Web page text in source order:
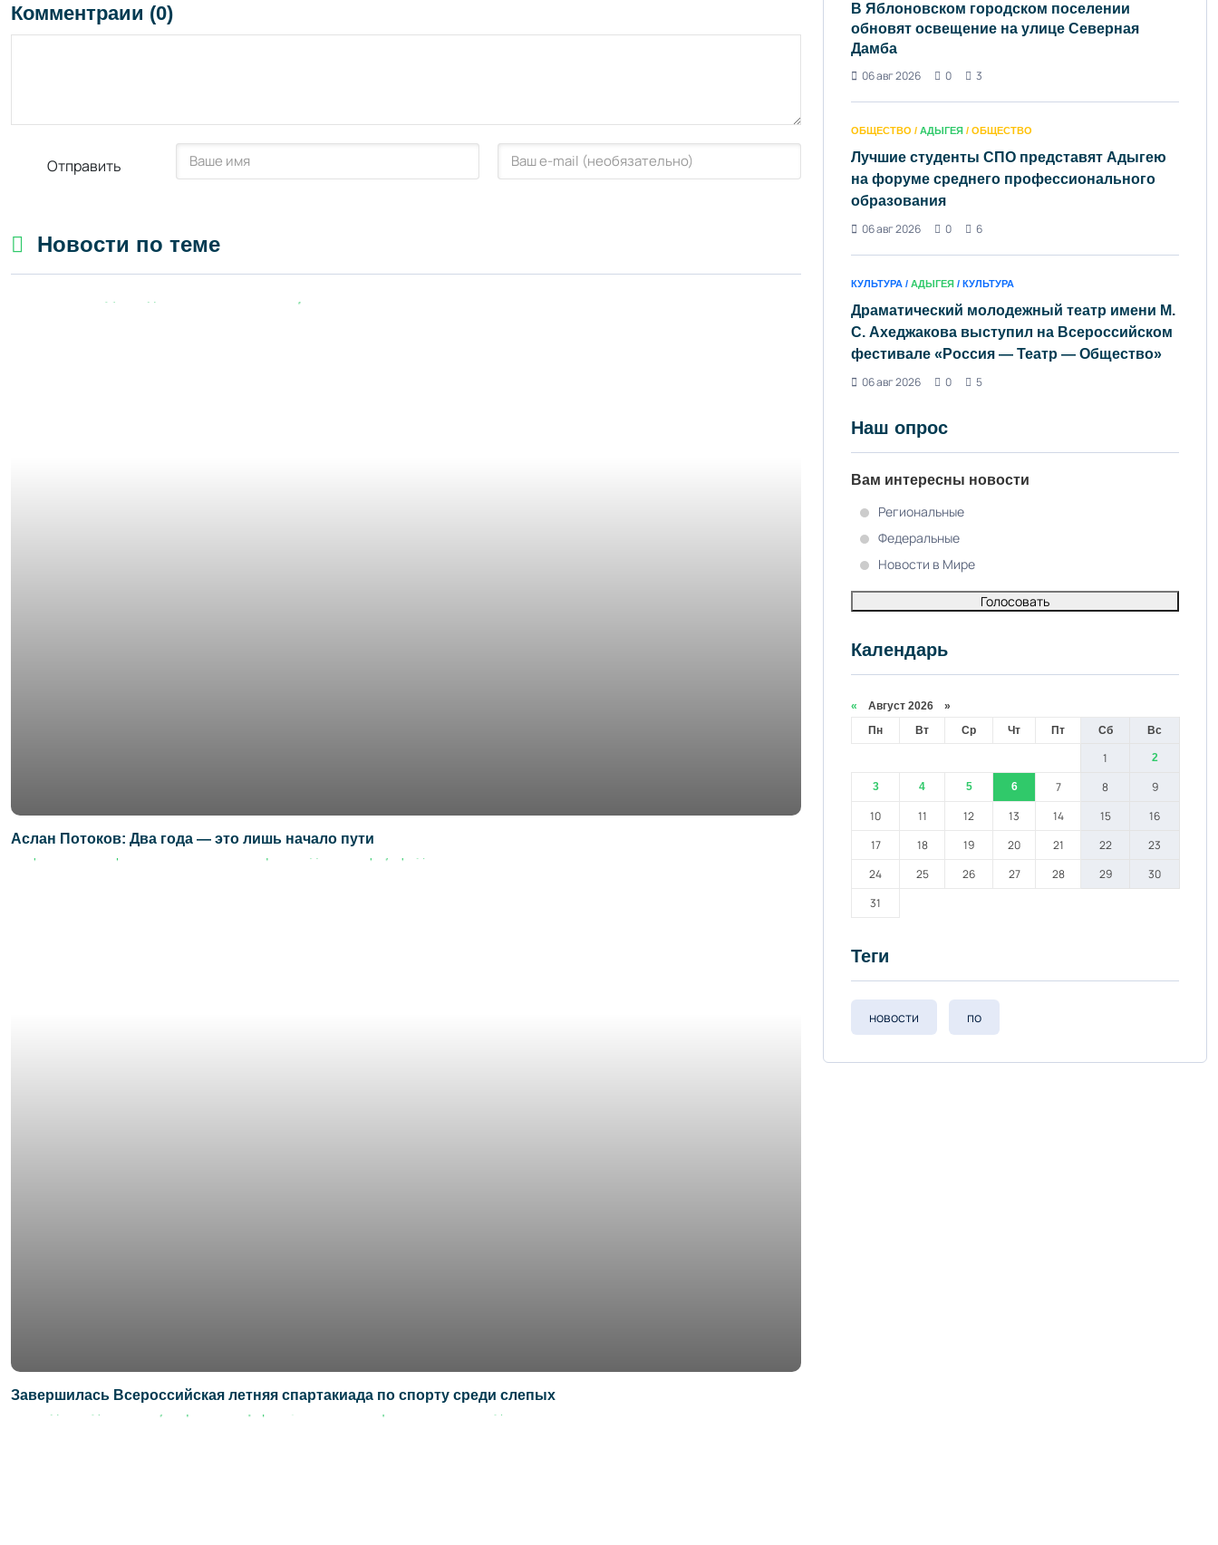
Комментраии (0)
Отправить
Новости по теме
Аслан Потоков: Два года — это лишь начало пути
Завершилась Всероссийская летняя спартакиада по спорту среди слепых
В Яблоновском городском поселении
обновят освещение на улице Северная
Дамба
06 авг 2026
0 3
ОБЩЕСТВО / АДЫГЕЯ / ОБЩЕСТВО
Лучшие студенты СПО представят Адыгею
на форуме среднего профессионального
образования
06 авг 2026
0 6
КУЛЬТУРА / АДЫГЕЯ / КУЛЬТУРА
Драматический молодежный театр имени М.
С. Ахеджакова выступил на Всероссийском
фестивале «Россия — Театр — Общество»
06 авг 2026
0 5
Наш опрос
Вам интересны новости
Региональные
Федеральные
Новости в Мире
Голосовать
Календарь
« Август 2026 »
Пн
Вт Ср Чт Пт Сб Вс
1 2
3 4 5 6 7 8
9
10
11 12 13 14 15
16
17
18 19 20 21 22
23
24
25 26 27 28 29
30
31
Теги
новости по